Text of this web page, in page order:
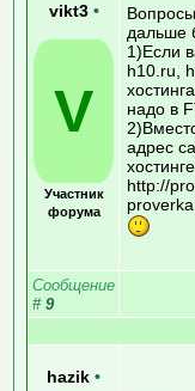
vikt3 •
V
Участник
форума
дальше
1)Если
h10.ru,
надо в
адрес
http://
Сообщение
# 9
hazik •